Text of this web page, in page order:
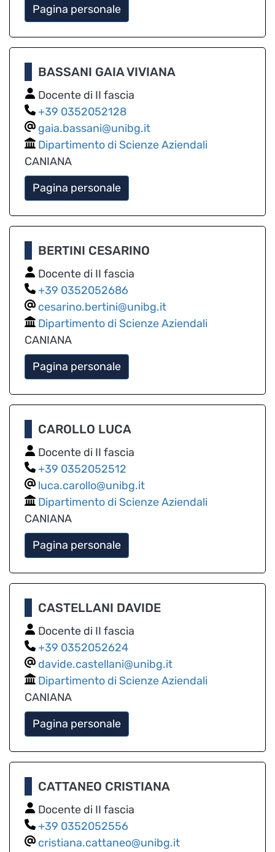
Pagina personale
BASSANI GAIA VIVIANA
Docente di II fascia
0352052128
gaia.bassani@unibg.it
Dipartimento di Scienze Aziendali
CANIANA
Pagina personale
BERTINI CESARINO
Docente di II fascia
0352052686
cesarino.bertini@unibg.it
Dipartimento di Scienze Aziendali
CANIANA
Pagina personale
CAROLLO LUCA
Docente di II fascia
0352052512
luca.carollo@unibg.it
Dipartimento di Scienze Aziendali
CANIANA
Pagina personale
CASTELLANI DAVIDE
Docente di II fascia
0352052624
davide.castellani@unibg.it
Dipartimento di Scienze Aziendali
CANIANA
Pagina personale
CATTANEO CRISTIANA
Docente di II fascia
0352052556
cristiana.cattaneo@unibg.it